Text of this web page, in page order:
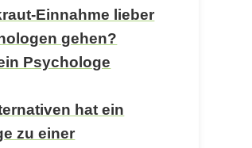
Einnahme lieber
gehen?
Psychologe
hat ein
zu einer